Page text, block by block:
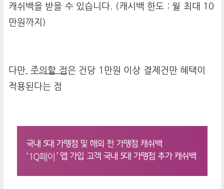
캐쉬백을 받을 수 있습니다. (캐시백 한도 : 월 최대 10
만원까지)
다만, 주의할 점은 건당 1만원 이상 결제건만 혜택이
적용된다는 점